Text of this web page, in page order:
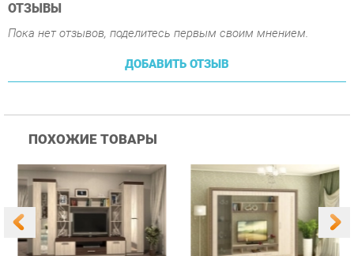
ПОХОЖИЕ ТОВАРЫ
Купить
Гостиная Стиль
Атлантида-2 Венге-дуб
Белфорд
25 190 ₽ Купить
Гостиная Витра
Симфония 7.10
55 390 ₽
info@office-ekb.ru +7 (343) 383-35-98